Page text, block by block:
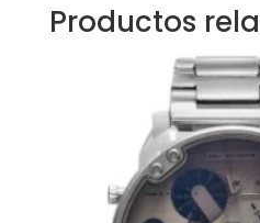
Productos